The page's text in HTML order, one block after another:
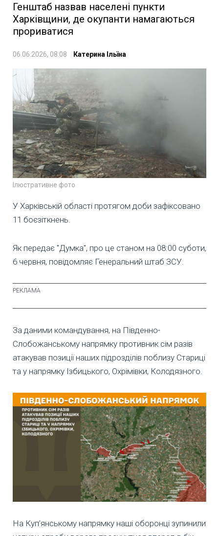
Генштаб назвав населені пункти
Харківщини, де окупанти намагаються
прориватися
06.06.2026, 08:08 Катерина Ільїна
Ілюстративне фото
У Харківській області протягом доби зафіксовано
11 боєзіткнень.
Як передає "Думка", про це станом на 08:00 суботи,
6 червня, повідомляє Генеральний штаб ЗСУ.
За даними командування, на Південно-
Слобожанському напрямку противник сім разів
атакував позиції наших підрозділів поблизу Стариці
та у напрямку Ізбицького, Охрімівки, Колодязного.
На Куп’янському напрямку наші оборонці зупинили